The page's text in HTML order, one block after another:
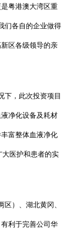
是粤港澳大湾区重
们各自的企业做得
区各级领导的亲
，此次投资项目
净化设备及耗材
富整体血液净化
医护和患者的实
）、湖北黄冈、
利于完善公司华